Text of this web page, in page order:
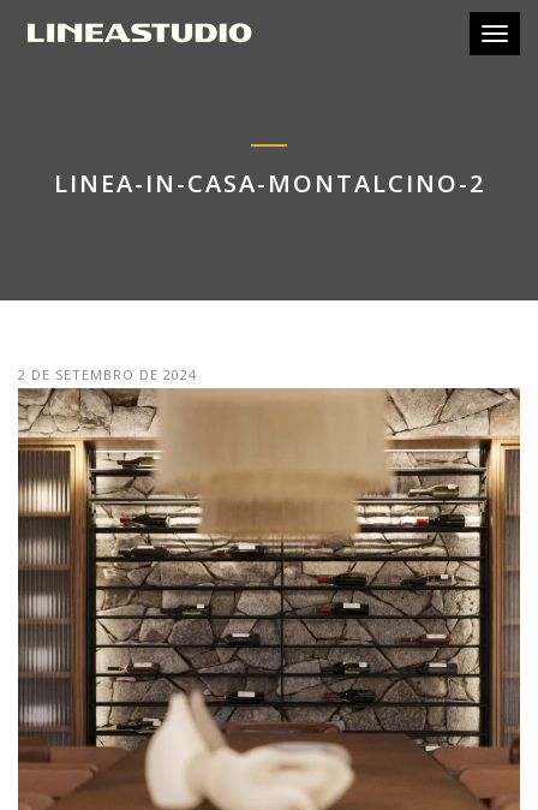
LINEA-IN-CASA-MONTALCINO-2
2 DE SETEMBRO DE 2024